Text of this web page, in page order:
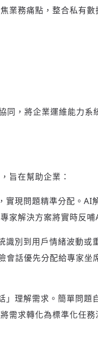
業務痛點，整合私有數
同，將企業運維能力系
旨在幫助企業：
實現問題精準分配。AI
家解決方案將實時反哺
識別到用戶情緒波動或
會話優先分配給專家坐
理解需求。簡單問題
需求轉化為標準化任務